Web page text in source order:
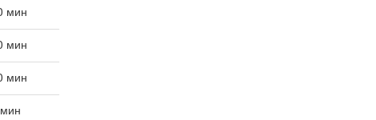
мин
мин
мин